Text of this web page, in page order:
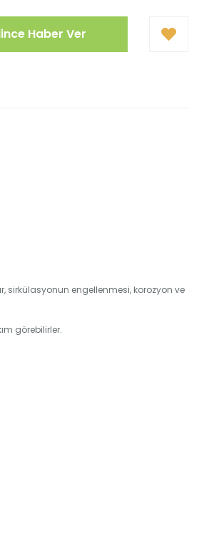
Haber Ver
sirkülasyonun engellenmesi, korozyon ve
görebilirler.